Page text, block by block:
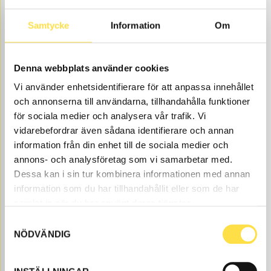
Samtycke Information Om
Denna webbplats använder cookies
Vi använder enhetsidentifierare för att anpassa innehållet
och annonserna till användarna, tillhandahålla funktioner
för sociala medier och analysera vår trafik. Vi
vidarebefordrar även sådana identifierare och annan
information från din enhet till de sociala medier och
annons- och analysföretag som vi samarbetar med.
Dessa kan i sin tur kombinera informationen med annan
information som du har tillhandahållit eller som de har
NÖDVÄNDIG
Price, VAT excl.
HYDRAULIC PUMP
HY766 Item
no.
11190766In order for the warranty
to apply, the hydraulic
filters should be replaced!
Working
hydraulics.
Åtgår1